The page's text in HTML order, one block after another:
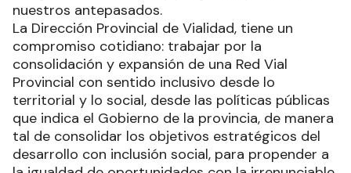
nuestros antepasados.
La Dirección Provincial de Vialidad, tiene un
compromiso cotidiano: trabajar por la
consolidación y expansión de una Red Vial
Provincial con sentido inclusivo desde lo
territorial y lo social, desde las políticas públicas
que indica el Gobierno de la provincia, de manera
tal de consolidar los objetivos estratégicos del
desarrollo con inclusión social, para propender a